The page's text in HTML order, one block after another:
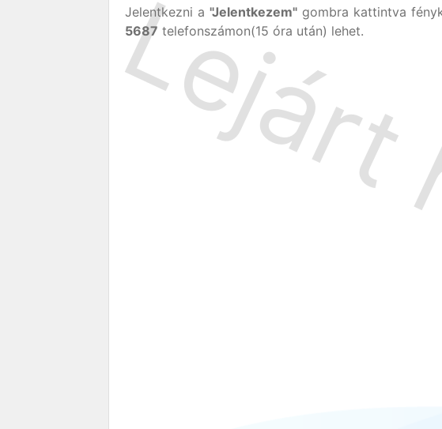
Jelentkezni a"Jelentkezem" gombra kattintva
5687 telefonszámon(15 óra után) lehet.